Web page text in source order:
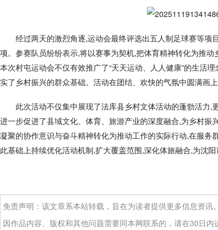
经过两天的激烈角逐,运动会最终评选出五人制足球赛等
项。参赛队员纷纷表示,将以赛事为契机,把体育精神转化为推
本次村屯运动会不仅有效推广了“天天运动、人人健康”的生活
实了乡村振兴的群众基础。活动在团结、欢快的气氛中圆满画
此次活动不仅集中展现了法库县乡村文体活动的蓬勃活力
进一步促进了县域文化、体育、旅游产业的深度融合,为乡村
凝聚的协作意识与奋斗精神转化为推动工作的实际行动,在服
此基础上持续优化活动机制,扩大覆盖范围,深化体旅融合,为沈
免责声明：该文章系本站转载，旨在为读者提供更多信息资
因作品内容、版权和其他问题需要同本网联系的，请在30日内